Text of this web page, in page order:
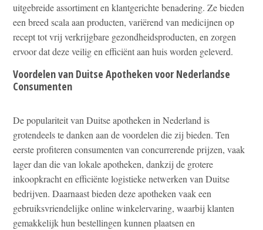
uitgebreide assortiment en klantgerichte benadering. Ze bieden
een breed scala aan producten, variërend van medicijnen op
recept tot vrij verkrijgbare gezondheidsproducten, en zorgen
ervoor dat deze veilig en efficiënt aan huis worden geleverd.
Voordelen van Duitse Apotheken voor Nederlandse
Consumenten
De populariteit van Duitse apotheken in Nederland is
grotendeels te danken aan de voordelen die zij bieden. Ten
eerste profiteren consumenten van concurrerende prijzen, vaak
lager dan die van lokale apotheken, dankzij de grotere
inkoopkracht en efficiënte logistieke netwerken van Duitse
bedrijven. Daarnaast bieden deze apotheken vaak een
gebruiksvriendelijke online winkelervaring, waarbij klanten
gemakkelijk hun bestellingen kunnen plaatsen en